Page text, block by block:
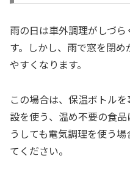
雨の日は車外調理がしづ
す。しかし、雨で窓を閉
やすくなります。
この場合は、保温ボトル
設を使う、温め不要の食品
うしても電気調理を使う
てください。